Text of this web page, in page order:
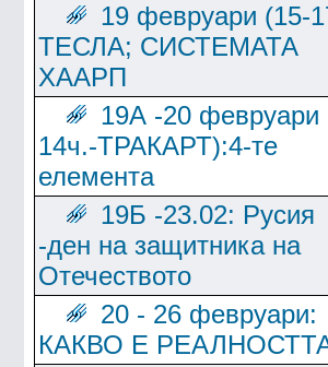
19 февруари (15-
ТЕСЛА; СИСТЕМАТА
ХААРП
19А -20 февруари
14ч.-ТРАКАРТ):4-те
елемента
19Б -23.02: Русия
-ден на защитника на
Отечеството
20 - 26 февруари:
КАКВО Е